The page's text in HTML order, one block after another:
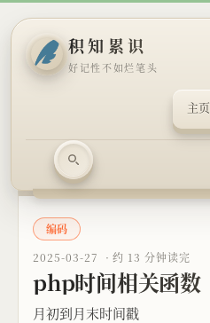
积知累识
好记性不如烂笔头
主页
编码
2025-03-27 ·约 13 分钟读完
php时间相关函数
月初到月末时间戳